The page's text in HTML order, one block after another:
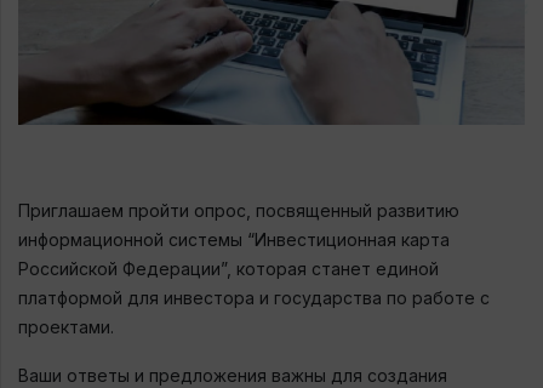
Приглашаем пройти опрос, посвященный развитию
информационной системы “Инвестиционная карта
Российской Федерации”, которая станет единой
платформой для инвестора и государства по работе с
проектами.
Ваши ответы и предложения важны для создания